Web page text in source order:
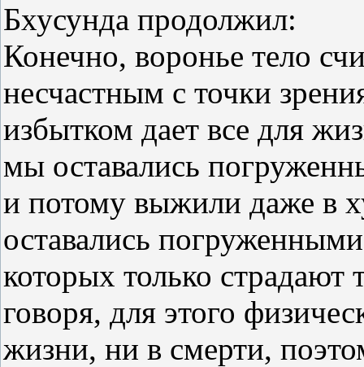
Бхусунда продолжил:
Конечно, воронье тело
несчастным с точки
избытком дает все для
мы оставались
и потому выжили даже в
оставались
которых только страдают
говоря, для этого
жизни, ни в смерти,